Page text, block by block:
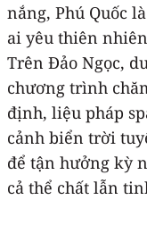
nắng, Phú Quốc
ai yêu thiên
Trên Đảo Ngọc,
chương trình
định, liệu pháp
cảnh biển trời
để tận hưởng kỳ
cả thể chất lẫn